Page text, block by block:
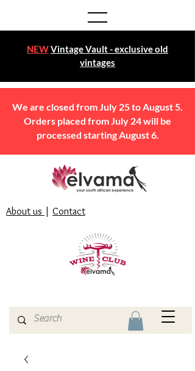
NEWVintage Vault - exclusive old
vintages
About us | Contact
We are closed from July 25 to August 5.
Orders placed from July 24 will be
processed starting August 6.